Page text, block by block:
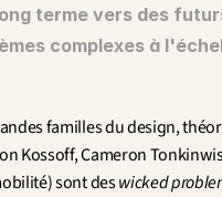
terme vers des
complexes à
familles du design,
Kossoff, Cameron
sont des wicked